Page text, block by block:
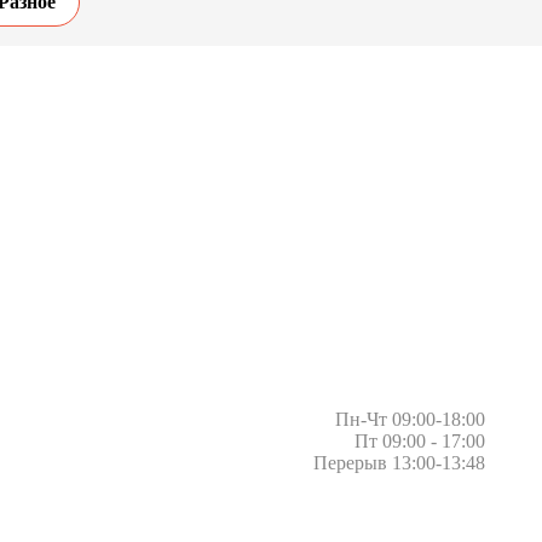
Пн-Чт 09:00-18:00
Пт 09:00 - 17:00
Перерыв 13:00-13:48